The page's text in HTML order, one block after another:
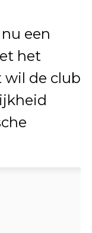
een
het
wil de club